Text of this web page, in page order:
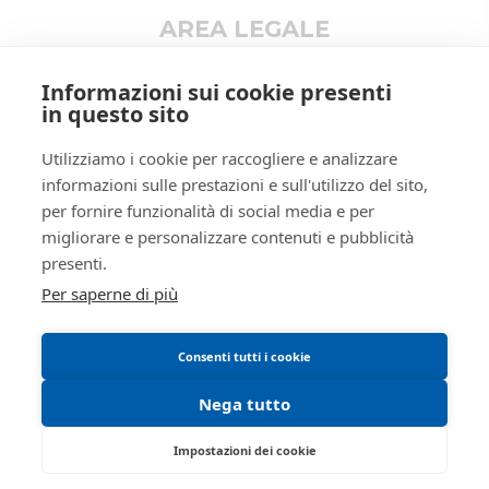
LIQUIDAZIONE GIUDIZIALE (CCI)
procedura
Anno
procedura
2025
SOGGETTI
Delegato alla
vendita
Spagna musso
true
false
Curatore
5450427
Quarantelli
AREA LEGALE
Trattamento dati personali
Regolamento di partecipazione alle vendite
telematiche
Informativa cookie
Requisiti tecnici
Informazioni sui cookie presenti
in questo sito
Utilizziamo i cookie per raccogliere e analizzare
informazioni sulle prestazioni e sull'utilizzo del sito,
per fornire funzionalità di social media e per
migliorare e personalizzare contenuti e pubblicità
presenti.
Per saperne di più
Consenti tutti i cookie
Nega tutto
Impostazioni dei cookie